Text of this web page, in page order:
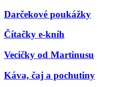
Darčekové poukážky
Čítačky e-kníh
Vecičky od Martinusu
Káva, čaj a pochutiny